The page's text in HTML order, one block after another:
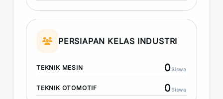
PERSIAPAN KELAS INDUSTRI
TEKNIK MESIN 0Siswa
TEKNIK OTOMOTIF 0Siswa